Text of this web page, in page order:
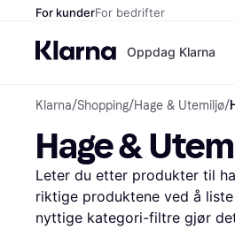
For kunderFor bedrifter
Oppdag Klarna
Klarna/Shopping/Hage & Utemiljø/
Hage &
Leter du etter produkter til
riktige produktene ved å
nyttige kategori-filtre gjør